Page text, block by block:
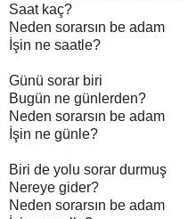
Saat kaç?
Neden sorarsın be adam
İşin ne saatle?
Günü sorar biri
Bugün ne günlerden?
Neden sorarsın be adam
İşin ne günle?
Biri de yolu sorar durmuş
Nereye gider?
Neden sorarsın be adam